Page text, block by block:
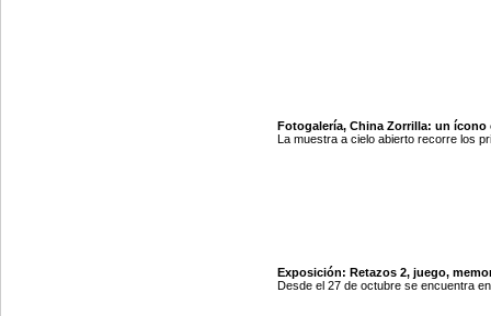
Fotogalería, China Zorrilla: un ícono
La muestra a cielo abierto recorre los
Exposición: Retazos 2, juego,
Desde el 27 de octubre se encuentra